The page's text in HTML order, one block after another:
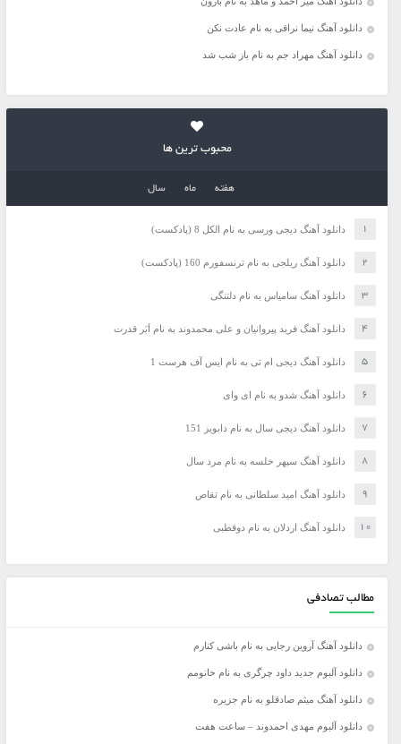
دانلود آهنگ نیما نراقی به نام عادت نکن
دانلود آهنگ مهراد جم به نام باز شب شد
محبوب ترین ها
هفته ماه سال
دانلود آهنگ دیجی ورسی به نام الکل 8 (پادکست)
دانلود آهنگ ریلجی به نام ترنسفورم 160 (پادکست)
دانلود آهنگ سامیاس به نام دلتنگی
دانلود آهنگ فرید پیروانیان و علی محمدوند به نام اَبَر قدرت
دانلود آهنگ دیجی ام تی به نام ایس آف هرست 1
دانلود آهنگ شدو به نام ای وای
دانلود آهنگ دیجی سال به نام دابویز 151
دانلود آهنگ سپهر خلسه به نام مرد سال
دانلود آهنگ امید سلطانی به نام تقاص
دانلود آهنگ اردلان به نام دوقطبی
مطالب تصادفی
دانلود آهنگ آروین رجایی به نام باشی کنارم
دانلود آلبوم جدید داود چرگری به نام خانومم
دانلود آهنگ میثم صادقلو به نام جزیره
دانلود آلبوم مهدی احمدوند – ساعت هفت